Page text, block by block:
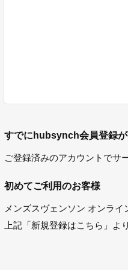
すでにhubsynch会員登録
ご登録済みのアカウントでサ
初めてご利用のお客様
メンズスヴェンソン オンラ
上記「新規登録はこちら」よ